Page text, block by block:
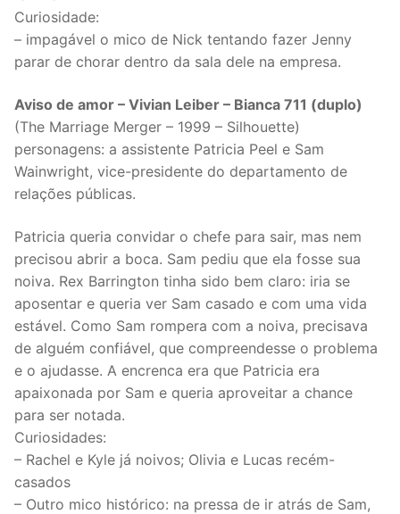
Curiosidade:
– impagável o mico de Nick tentando fazer Jenny
parar de chorar dentro da sala dele na empresa.
Aviso de amor – Vivian Leiber – Bianca 711 (duplo)
(The Marriage Merger – 1999 – Silhouette)
personagens: a assistente Patricia Peel e Sam
Wainwright, vice-presidente do departamento de
relações públicas.
Patricia queria convidar o chefe para sair, mas nem
precisou abrir a boca. Sam pediu que ela fosse sua
noiva. Rex Barrington tinha sido bem claro: iria se
aposentar e queria ver Sam casado e com uma vida
estável. Como Sam rompera com a noiva, precisava
de alguém confiável, que compreendesse o problema
e o ajudasse. A encrenca era que Patricia era
apaixonada por Sam e queria aproveitar a chance
para ser notada.
Curiosidades:
– Rachel e Kyle já noivos; Olivia e Lucas recém-
casados
– Outro mico histórico: na pressa de ir atrás de Sam,